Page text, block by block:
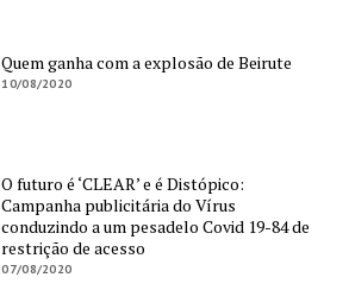
Quem ganha com a explosão de Beirute
10/08/2020
O futuro é ‘CLEAR’ e é Distópico:
Campanha publicitária do Vírus
conduzindo a um pesadelo Covid 19-84 de
restrição de acesso
07/08/2020